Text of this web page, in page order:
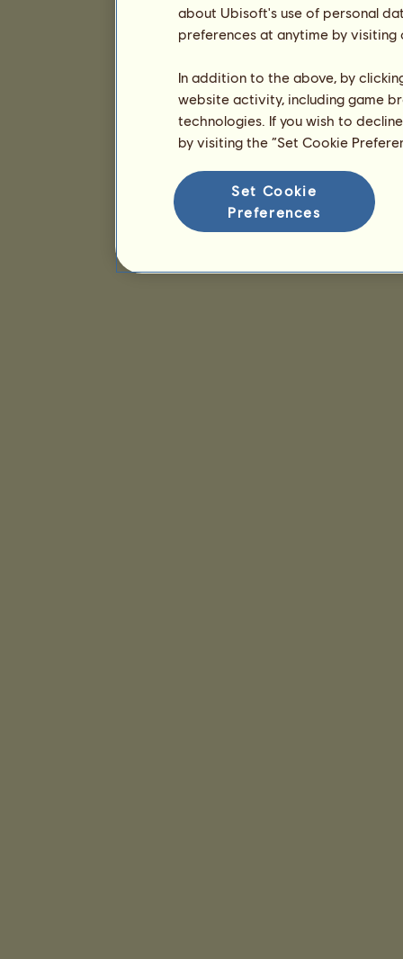
about Ubisoft's use of personal
preferences at anytime by
In addition to the above, by
website activity, including game
technologies. If you wish to
by visiting the “Set Cookie
Set Cookie
Preferences